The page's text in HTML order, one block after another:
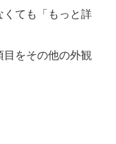
くても「もっと詳
をその他の外観